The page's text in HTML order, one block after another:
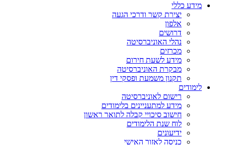
מידע כללי
יצירת קשר ודרכי הגעה
אלפון
דרושים
נהלי האוניברסיטה
מכרזים
מידע לשעת חירום
מבקרת האוניברסיטה
תקנון משמעת ופסקי דין
לימודים
רישום לאוניברסיטה
מידע למתעניינים בלימודים
חישוב סיכויי קבלה לתואר ראשון
לוח שנת הלימודים
ידיעונים
כניסה לאזור האישי